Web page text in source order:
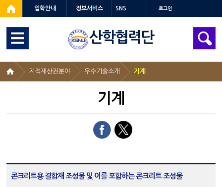
입학안내 정보서비스 SNS 로그인
산학협력단
지적재산권분야 우수기술소개 기계
기계
콘크리트용 결합재 조성물 및 이를 포함하는 콘크리트 조성물